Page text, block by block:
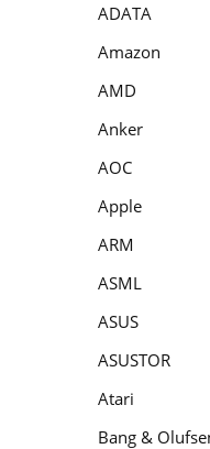
ADATA
Amazon
AMD
Anker
AOC
Apple
ARM
ASML
ASUS
ASUSTOR
Atari
Bang &